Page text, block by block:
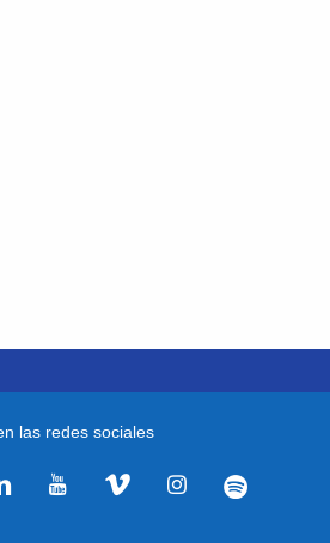
las redes sociales